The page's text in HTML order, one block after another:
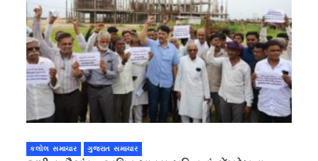
કલોલ સમાચાર ગુજરાત સમાચાર